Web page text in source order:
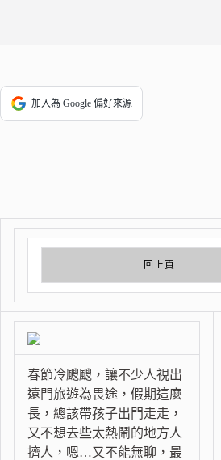
加入為 Google 偏好來源
回上頁
春節冷颼颼，讓不少人視出
遠門旅遊為畏途，假期這麼
長，總該帶孩子出門走走，
又不想去些太熱鬧的地方人
擠人，嗯…又不能無聊，最